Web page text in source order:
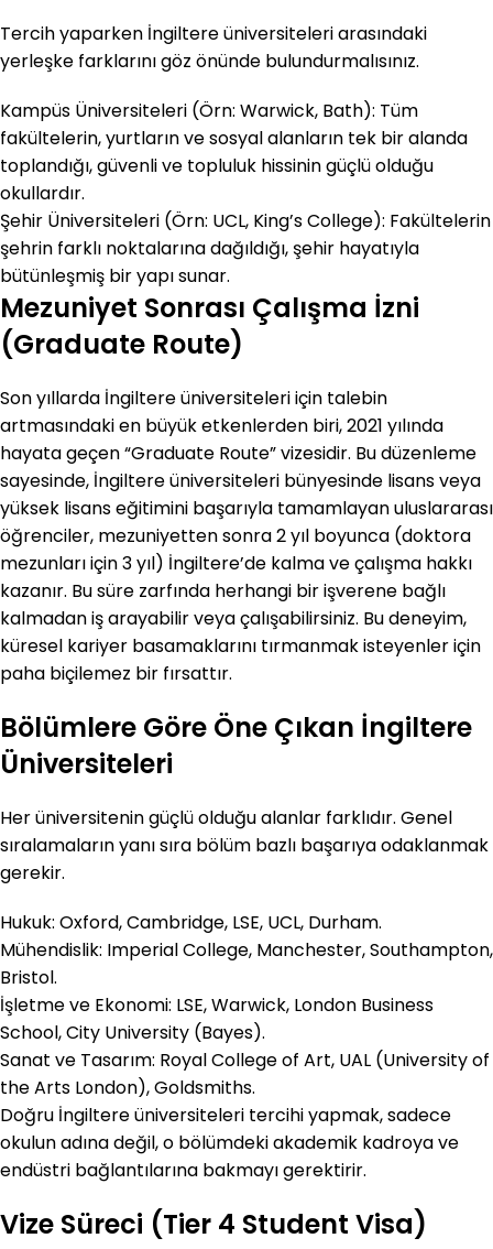
Tercih yaparken İngiltere üniversiteleri arasındaki
yerleşke farklarını göz önünde bulundurmalısınız.
Kampüs Üniversiteleri (Örn: Warwick, Bath): Tüm
fakültelerin, yurtların ve sosyal alanların tek bir alanda
toplandığı, güvenli ve topluluk hissinin güçlü olduğu
okullardır.
Şehir Üniversiteleri (Örn: UCL, King’s College): Fakültelerin
şehrin farklı noktalarına dağıldığı, şehir hayatıyla
bütünleşmiş bir yapı sunar.
Mezuniyet Sonrası Çalışma İzni
(Graduate Route)
Son yıllarda İngiltere üniversiteleri için talebin
artmasındaki en büyük etkenlerden biri, 2021 yılında
hayata geçen “Graduate Route” vizesidir. Bu düzenleme
sayesinde, İngiltere üniversiteleri bünyesinde lisans veya
yüksek lisans eğitimini başarıyla tamamlayan uluslararası
öğrenciler, mezuniyetten sonra 2 yıl boyunca (doktora
mezunları için 3 yıl) İngiltere’de kalma ve çalışma hakkı
kazanır. Bu süre zarfında herhangi bir işverene bağlı
kalmadan iş arayabilir veya çalışabilirsiniz. Bu deneyim,
küresel kariyer basamaklarını tırmanmak isteyenler için
paha biçilemez bir fırsattır.
Bölümlere Göre Öne Çıkan İngiltere
Üniversiteleri
Her üniversitenin güçlü olduğu alanlar farklıdır. Genel
sıralamaların yanı sıra bölüm bazlı başarıya odaklanmak
gerekir.
Hukuk: Oxford, Cambridge, LSE, UCL, Durham.
Mühendislik: Imperial College, Manchester, Southampton,
Bristol.
İşletme ve Ekonomi: LSE, Warwick, London Business
School, City University (Bayes).
Sanat ve Tasarım: Royal College of Art, UAL (University of
the Arts London), Goldsmiths.
Doğru İngiltere üniversiteleri tercihi yapmak, sadece
okulun adına değil, o bölümdeki akademik kadroya ve
endüstri bağlantılarına bakmayı gerektirir.
Vize Süreci (Tier 4 Student Visa)